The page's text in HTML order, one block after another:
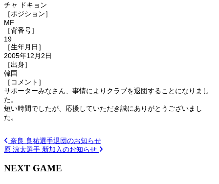
チャ ドキョン
［ポジション］
MF
［背番号］
19
［生年月日］
2005年12月2日
［出身］
韓国
［コメント］
サポーターみなさん、事情によりクラブを退団することになりまし
た。
短い時間でしたが、応援していただき誠にありがとうございまし
た。
奈良 良祐選手退団のお知らせ
原 涼太選手 新加入のお知らせ
NEXT GAME